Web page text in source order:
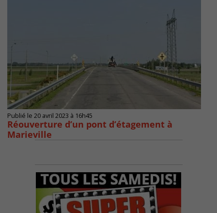
Publié le 20 avril 2023 à 16h45
Réouverture d’un pont d’étagement à
Marieville